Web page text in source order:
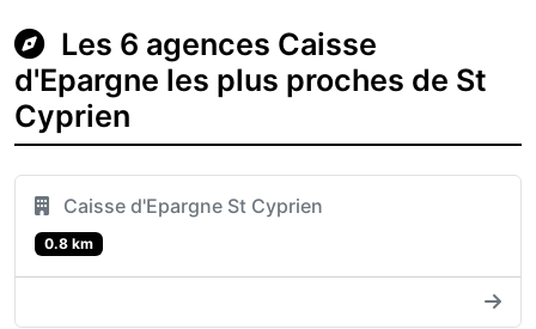
Les 6 agences Caisse
d'Epargne les plus proches de St
Cyprien
Caisse d'Epargne St Cyprien
0.8 km